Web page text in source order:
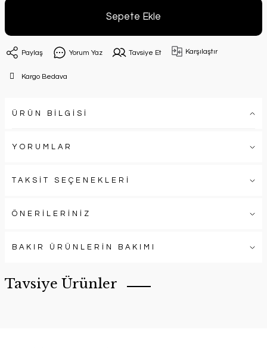
Sepete Ekle
Paylaş Yorum Yaz Tavsiye Et Karşılaştır
Kargo Bedava
ÜRÜN BİLGİSİ
YORUMLAR
TAKSİT SEÇENEKLERİ
ÖNERİLERİNİZ
BAKIR ÜRÜNLERİN BAKIMI
Tavsiye Ürünler